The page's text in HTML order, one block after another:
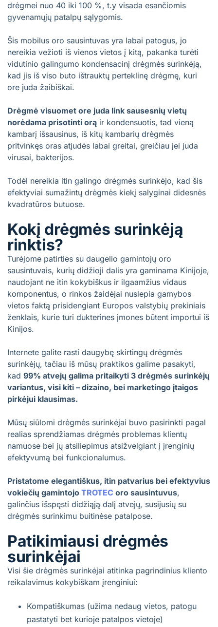
drėgmei nuo 40 iki 100 %, t.y visada esančiomis
gyvenamųjų patalpų sąlygomis.
Šis mobilus oro sausintuvas yra labai patogus, jo
nereikia vežioti iš vienos vietos į kitą, pakanka turėti
vidutinio galingumo kondensacinį drėgmės surinkėją,
kad jis iš viso buto ištrauktų perteklinę drėgmę, kuri
ore juda žaibiškai.
Drėgmė visuomet ore juda link sausesnių vietų
norėdama prisotinti orą ir kondensuotis, tad vieną
kambarį išsausinus, iš kitų kambarių drėgmės
pritvinkęs oras atjudės labai greitai, greičiau jei juda
virusai, bakterijos.
Todėl nereikia itin galingo drėgmės surinkėjo, kad šis
efektyviai sumažintų drėgmės kiekį salyginai didesnės
kvadratūros butuose.
Kokį drėgmės surinkėją
rinktis?
Turėjome patirties su daugelio gamintojų oro
sausintuvais, kurių didžioji dalis yra gaminama Kinijoje,
naudojant ne itin kokybiškus ir ilgaamžius vidaus
komponentus, o rinkos žaidėjai nuslepia gamybos
vietos faktą prisidengiant Europos valstybių prekiniais
ženklais, kurie turi dukterines įmones būtent importui iš
Kinijos.
Internete galite rasti daugybę skirtingų drėgmės
surinkėjų, tačiau iš mūsų praktikos galime pasakyti,
kad 99% atvejų galima pritaikyti 3 drėgmės surinkėjų
variantus, visi kiti – dizaino, bei marketingo įtaigos
pirkėjui klausimas.
Mūsų siūlomi drėgmės surinkėjai buvo pasirinkti pagal
realias sprendžiamas drėgmės problemas klientų
namuose bei jų atsiliepimus atsižvelgiant į įrenginių
efektyvumą bei funkcionalumus.
Pristatome elegantiškus, itin patvarius bei efektyvius
vokiečių gamintojo TROTEC oro sausintuvus,
galinčius išspęsti didžiąją dalį atvejų, susijusių su
drėgmės surinkimu buitinėse patalpose.
Patikimiausi drėgmės
surinkėjai
Visi šie drėgmės surinkėjai atitinka pagrindinius kliento
reikalavimus kokybiškam įrenginiui:
Kompatiškumas (užima nedaug vietos, patogu
pastatyti bet kurioje patalpos vietoje)